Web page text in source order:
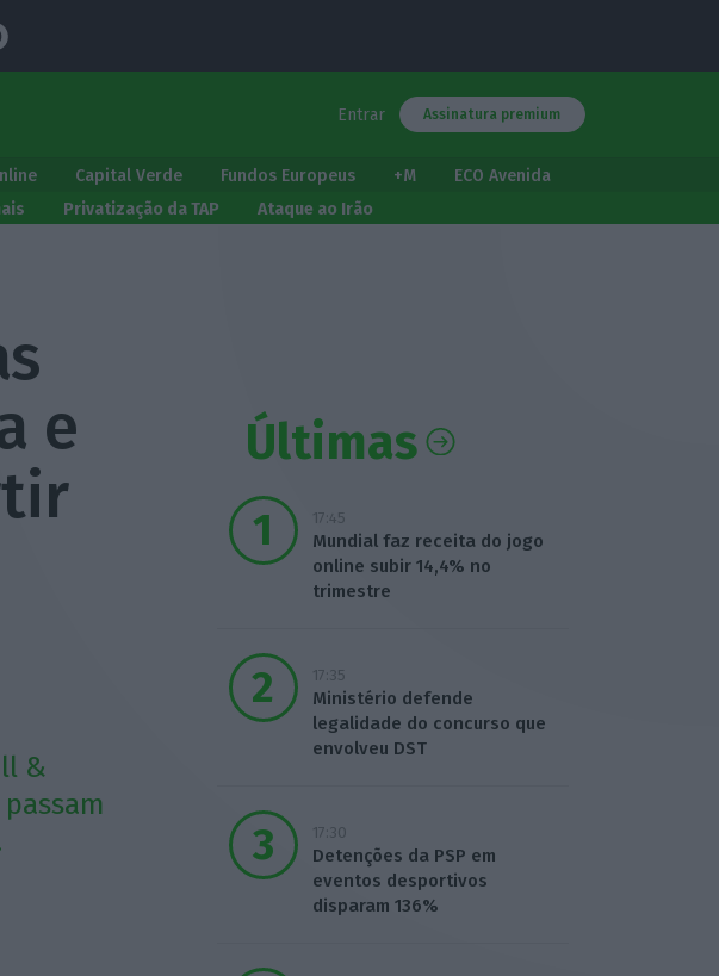
Entrar Assinatura premium
Capital Verde Fundos Europeus +M
ECO Avenida
Privatização da TAP Ataque ao Irão
e
&
Últimas
17:45
Mundial faz receita do jogo
online subir 14,4% no
trimestre
17:35
Ministério defende
legalidade do concurso que
envolveu DST
17:30
Detenções da PSP em
eventos desportivos
disparam 136%